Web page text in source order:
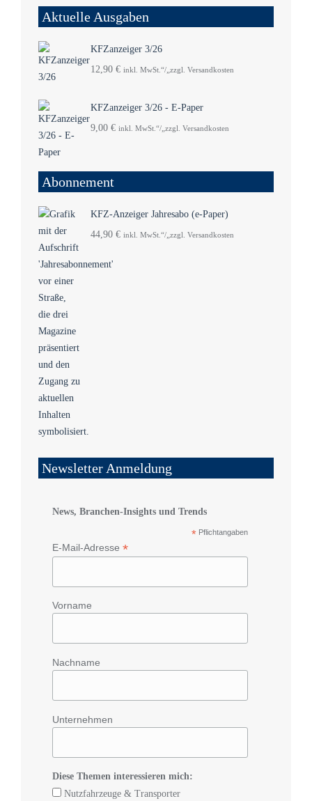
Aktuelle Ausgaben
KFZanzeiger 3/26
12,90 € inkl. MwSt.“/„zzgl. Versandkosten
KFZanzeiger 3/26 - E-Paper
9,00 € inkl. MwSt.“/„zzgl. Versandkosten
Abonnement
KFZ-Anzeiger Jahresabo (e-Paper)
44,90 € inkl. MwSt.“/„zzgl. Versandkosten
Newsletter Anmeldung
News, Branchen-Insights und Trends
* Pflichtangaben
E-Mail-Adresse *
Vorname
Nachname
Unternehmen
Diese Themen interessieren mich:
Nutzfahrzeuge & Transporter